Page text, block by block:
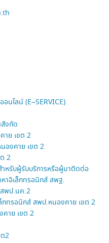
อนไลน์ (E–SERVICE)
สังกัด
าย เขต 2
องคาย เขต 2
2
หรับผู้รับบริการหรือผู้มาติดต่อ
าอิเล็กทรอนิกส์ สพฐ.
พป.นค.2
ล็กทรอนิกส์ สพป.หนองคาย เขต 2
าย เขต 2
2